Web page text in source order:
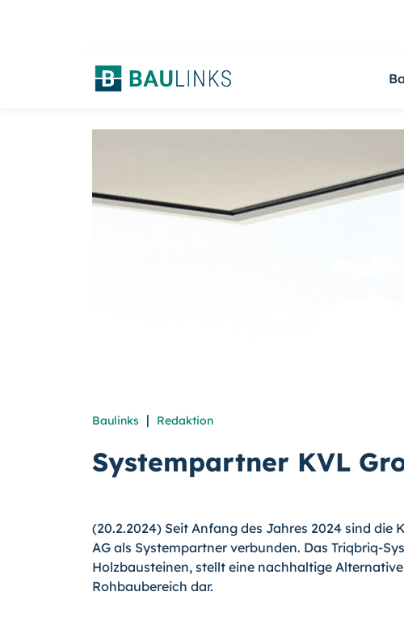
Baulinks | Redaktion
Systempartner KVL
(20.2.2024) Seit Anfang des Jahres 2024 sind die
AG als Systempartner verbunden. Das Triqbriq-
Holzbausteinen, stellt eine nachhaltige
Rohbaubereich dar.